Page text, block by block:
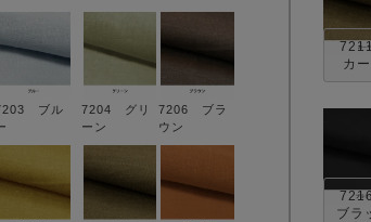
ブル
7204 グリ
ーン
7206 ブラ
ウン
カ
ブラ